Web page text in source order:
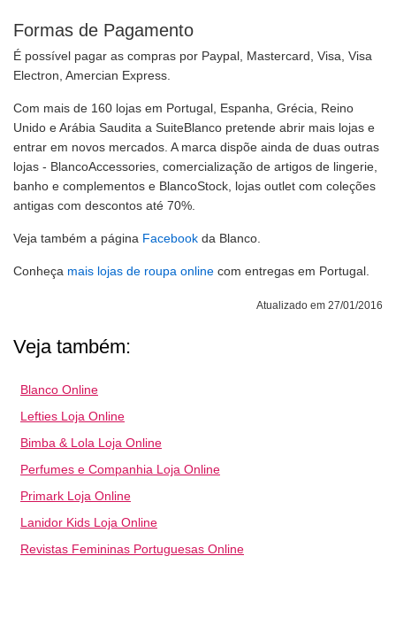
Formas de Pagamento
É possível pagar as compras por Paypal, Mastercard, Visa, Visa
Electron, Amercian Express.
Com mais de 160 lojas em Portugal, Espanha, Grécia, Reino
Unido e Arábia Saudita a SuiteBlanco pretende abrir mais lojas e
entrar em novos mercados. A marca dispõe ainda de duas outras
lojas - BlancoAccessories, comercialização de artigos de lingerie,
banho e complementos e BlancoStock, lojas outlet com coleções
antigas com descontos até 70%.
Veja também a página Facebook da Blanco.
Conheça mais lojas de roupa online com entregas em Portugal.
Atualizado em 27/01/2016
Veja também:
Blanco Online
Lefties Loja Online
Bimba & Lola Loja Online
Perfumes e Companhia Loja Online
Primark Loja Online
Lanidor Kids Loja Online
Revistas Femininas Portuguesas Online